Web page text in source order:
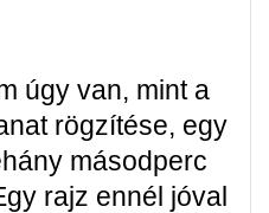
úgy van, mint a
rögzítése, egy
másodperc
rajz ennél jóval